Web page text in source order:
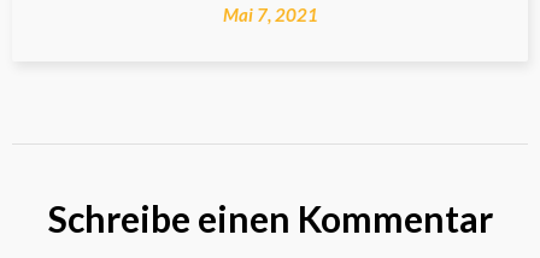
Mai 7, 2021
Schreibe einen Kommentar